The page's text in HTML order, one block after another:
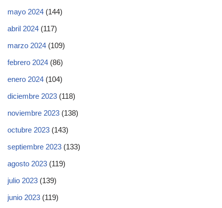
mayo 2024 (144)
abril 2024 (117)
marzo 2024 (109)
febrero 2024 (86)
enero 2024 (104)
diciembre 2023 (118)
noviembre 2023 (138)
octubre 2023 (143)
septiembre 2023 (133)
agosto 2023 (119)
julio 2023 (139)
junio 2023 (119)